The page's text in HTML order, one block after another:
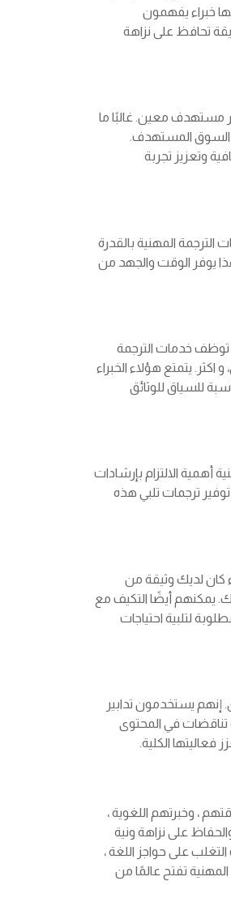
خبراء يفهمون
تحافظ على نزاهة
مستهدف معين. غالبًا ما
السوق المستهدف.
وتعزيز تجربة
الترجمة المهنية بالقدرة
يوفر الوقت والجهد من
خدمات الترجمة
يتمتع هؤلاء الخبراء
للسياق للوثائق
أهمية الالتزام بإرشادات
ترجمات تلبي هذه
كان لديك وثيقة من
يمكنهم أيضًا التكيف مع
لتلبية احتياجات
إنهم يستخدمون تدابير
تناقضات في المحتوى
الكلية.
، وخبرتهم اللغوية ،
على نزاهة ونية
على حواجز اللغة ،
تفتح عالمًا من